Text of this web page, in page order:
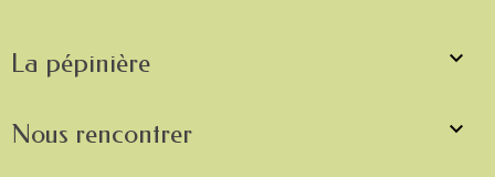
La pépinière 
Nous rencontrer 